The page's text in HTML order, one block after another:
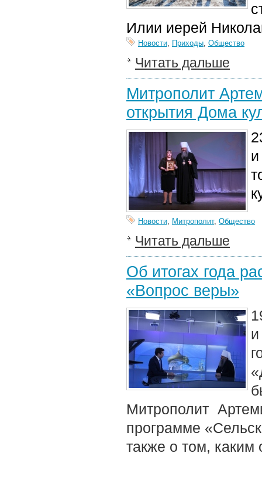
Илии иерей
Новости, Приходы, Общество
Читать дальше
Митрополит
открытия Дома
Новости, Митрополит, Общество
Читать дальше
Об итогах года
«Вопрос веры»
Митрополит
программе
также о том,